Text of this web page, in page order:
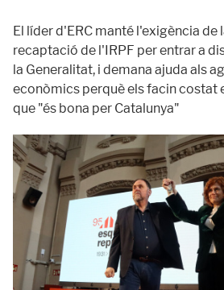
El líder d'ERC manté l'exigència de
recaptació de l'IRPF per entrar a
la Generalitat, i demana ajuda als
econòmics perquè els facin costat
que "és bona per Catalunya"